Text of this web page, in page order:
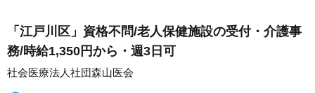
「江戸川区」資格不問/老人保健施設の受付・介護事
務/時給1,350円から・週3日可
社会医療法人社団森山医会